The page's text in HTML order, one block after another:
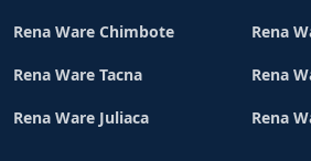
Rena Ware Chimbote Rena
Rena Ware Tacna Rena
Rena Ware Juliaca Rena